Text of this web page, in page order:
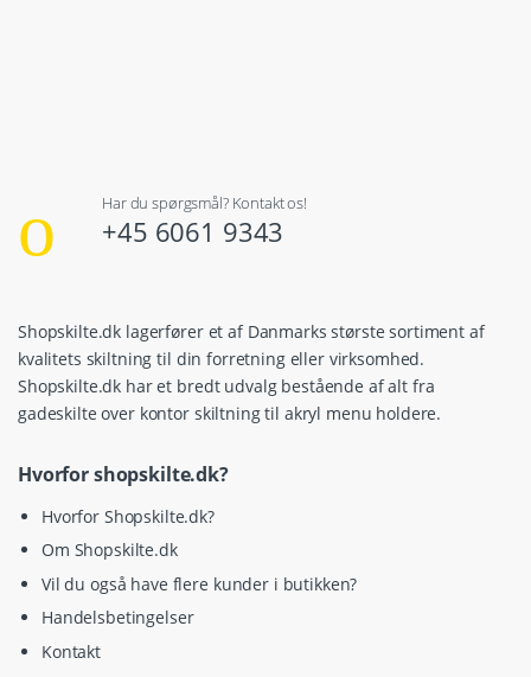
Har du spørgsmål? Kontakt os!
+45 6061 9343
Shopskilte.dk lagerfører et af Danmarks største sortiment af
kvalitets skiltning til din forretning eller virksomhed.
Shopskilte.dk har et bredt udvalg bestående af alt fra
gadeskilte over kontor skiltning til akryl menu holdere.
Hvorfor shopskilte.dk?
Hvorfor Shopskilte.dk?
Om Shopskilte.dk
Vil du også have flere kunder i butikken?
Handelsbetingelser
Kontakt